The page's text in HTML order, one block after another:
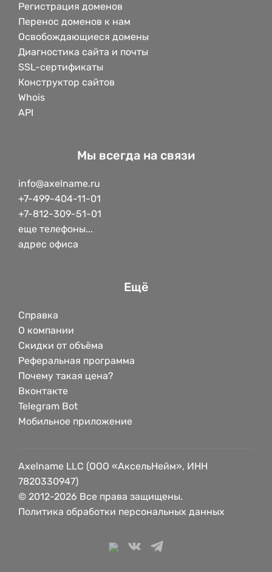
Регистрация доменов
Перенос доменов к нам
Освобождающиеся домены
Диагностика сайта и почты
SSL-сертификаты
Конструктор сайтов
Whois
API
Мы всегда на связи
info@axelname.ru
+7-499-404-11-01
+7-812-309-51-01
еще телефоны...
адрес офиса
Ещё
Справка
О компании
Скидки от объёма
Реферальная программа
Почему такая цена?
Вконтакте
Telegram Bot
Мобильное приложение
Axelname LLC (ООО «АксельНейм», ИНН
7820330947)
© 2012-2026 Все права защищены.
Политика обработки персональных данных